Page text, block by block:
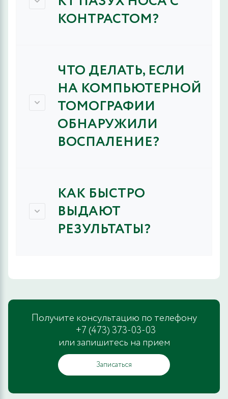
КОНТРАСТОМ?
ЧТО ДЕЛАТЬ, ЕСЛИ
НА КОМПЬЮТЕРНОЙ
ТОМОГРАФИИ
ОБНАРУЖИЛИ
ВОСПАЛЕНИЕ?
КАК БЫСТРО
ВЫДАЮТ
РЕЗУЛЬТАТЫ?
Получите консультацию по телефону
+7 (473) 373-03-03
или запишитесь на прием
Записаться